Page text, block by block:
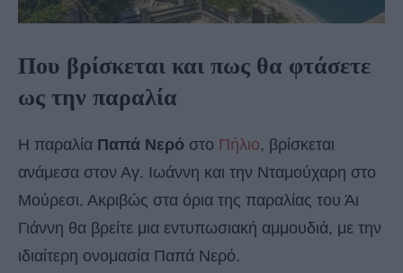
Που βρίσκεται και πως θα φτάσετε
ως την παραλία
Η παραλία Παπά Νερό στο Πήλιο, βρίσκεται
ανάμεσα στον Αγ. Ιωάννη και την Νταμούχαρη στο
Μούρεσι. Ακριβώς στα όρια της παραλίας του Άι
Γιάννη θα βρείτε μια εντυπωσιακή αμμουδιά, με την
ιδιαίτερη ονομασία Παπά Νερό.